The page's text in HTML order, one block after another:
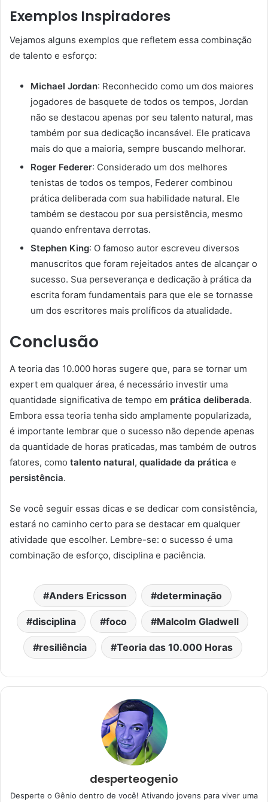
Exemplos Inspiradores
Vejamos alguns exemplos que refletem essa combinação
de talento e esforço:
Michael Jordan: Reconhecido como um dos maiores
jogadores de basquete de todos os tempos, Jordan
não se destacou apenas por seu talento natural, mas
também por sua dedicação incansável. Ele praticava
mais do que a maioria, sempre buscando melhorar.
Roger Federer: Considerado um dos melhores
tenistas de todos os tempos, Federer combinou
prática deliberada com sua habilidade natural. Ele
também se destacou por sua persistência, mesmo
quando enfrentava derrotas.
Stephen King: O famoso autor escreveu diversos
manuscritos que foram rejeitados antes de alcançar o
sucesso. Sua perseverança e dedicação à prática da
escrita foram fundamentais para que ele se tornasse
um dos escritores mais prolíficos da atualidade.
Conclusão
A teoria das 10.000 horas sugere que, para se tornar um
expert em qualquer área, é necessário investir uma
quantidade significativa de tempo em prática deliberada.
Embora essa teoria tenha sido amplamente popularizada,
é importante lembrar que o sucesso não depende apenas
da quantidade de horas praticadas, mas também de outros
fatores, como talento natural, qualidade da prática e
persistência.
Se você seguir essas dicas e se dedicar com consistência,
estará no caminho certo para se destacar em qualquer
atividade que escolher. Lembre-se: o sucesso é uma
combinação de esforço, disciplina e paciência.
Anders Ericsson determinação
disciplina foco Malcolm Gladwell
resiliência Teoria das 10.000 Horas
desperteogenio
Desperte o Gênio dentro de você! Ativando jovens para viver uma